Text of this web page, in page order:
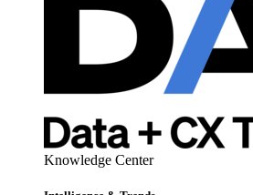
Knowledge Center